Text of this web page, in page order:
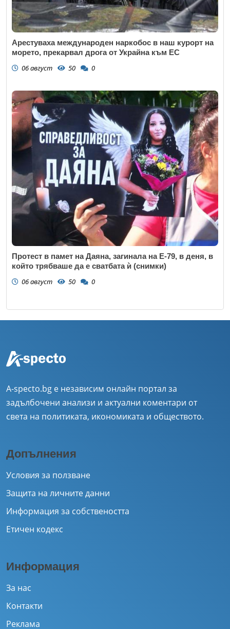
Арестуваха международен наркобос в наш курорт на
морето, прекарвал дрога от Украйна към ЕС
06 август 50 0
Протест в памет на Даяна, загинала на Е-79, в деня, в
който трябваше да е сватбата ѝ (снимки)
06 август 50 0
A-specto.bg е независим онлайн портал за
задълбочени анализи и актуални коментари от
света на политиката, икономиката и обществото.
Допълнения
Условия за ползване
Защита на личните данни
Информация за собствеността
Етичен кодекс
Информация
За нас
Контакти
Реклама